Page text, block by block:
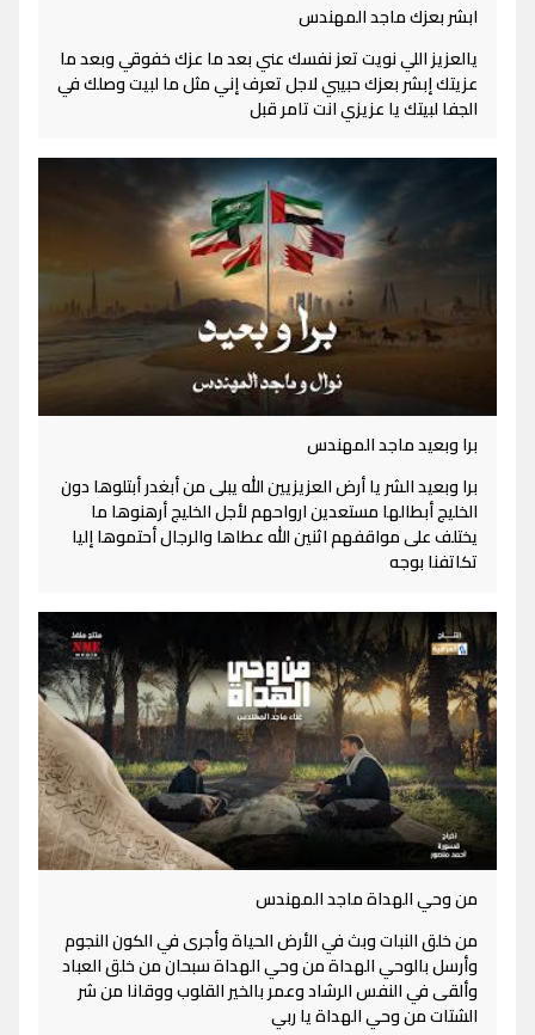
ابشر بعزك ماجد المهندس
يالعزيز اللي نويت تعز نفسك عني بعد ما عزك خفوقي وبعد ما
عزيتك إبشر بعزك حبيبي لاجل تعرف إني مثل ما لبيت وصلك في
الجفا لبيتك يا عزيزي انت تامر قبل
برا وبعيد ماجد المهندس
برا وبعيد الشر يا أرض العزيزيين الله يبلى من أبغدر أبتلوها دون
الخليج أبطالها مستعدين ارواحهم لأجل الخليج أرهنوها ما
يختلف على مواقفهم اثنين الله عطاها والرجال أحتموها إليا
تكاتفنا بوجه
من وحي الهداة ماجد المهندس
من خلق النبات وبث في الأرض الحياة وأجرى في الكون النجوم
وأرسل بالوحي الهداة من وحي الهداة سبحان من خلق العباد
وألقى في النفس الرشاد وعمر بالخير القلوب ووقانا من شر
الشتات من وحي الهداة يا ربي